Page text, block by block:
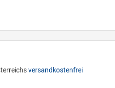
versandkostenfrei